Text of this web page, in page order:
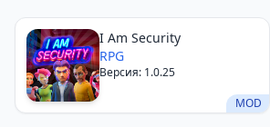
MOD
I Am Security
RPG
Версия: 1.0.25